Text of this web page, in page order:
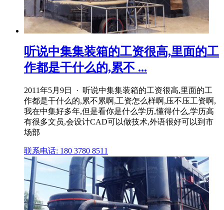
听说中集集装箱的工资很高,里面的工
作都是干什么的,累不 ...
2011年5月9日 · 听说中集集装箱的工资很高,里面的工
作都是干什么的,累不累啊,工资怎么样啊,压不压工资啊,
我在中集好多年,但是看你是什么学历,懂得什么,学历高
有很多文员,会设计CAD可以做技术,外语很好可以到市
场部
联系电话: 180 3780 8511